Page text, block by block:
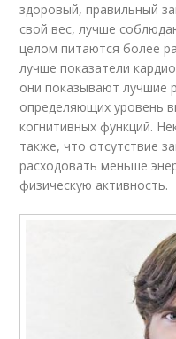
здоровый, правильный
свой вес, лучше
целом питаются более
лучше показатели
они показывают лучшие
определяющих уровень
когнитивных функций.
также, что отсутствие
расходовать меньше
физическую активность.